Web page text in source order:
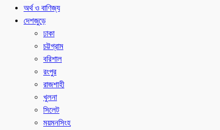
অর্থ ও বাণিজ্য
দেশজুড়ে
ঢাকা
চট্টগ্রাম
বরিশাল
রংপুর
রাজশাহী
খুলনা
সিলেট
ময়মনসিংহ